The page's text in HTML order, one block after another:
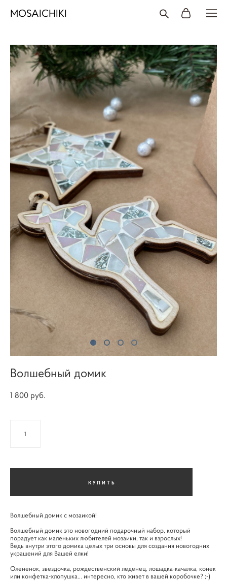
MOSAICHIKI
Волшебный домик
1 800 pуб.
КУПИТЬ
Волшебный домик с мозаикой!
Волшебный домик это новогодний подарочный набор, который
порадует как маленьких любителей мозаики, так и взрослых!
Ведь внутри этого домика целых три основы для создания новогодних
украшений для Вашей елки!
Олененок, звездочка, рождественский леденец, лошадка-качалка, конек
или конфетка-хлопушка... интересно, кто живет в вашей коробочке? ;-)